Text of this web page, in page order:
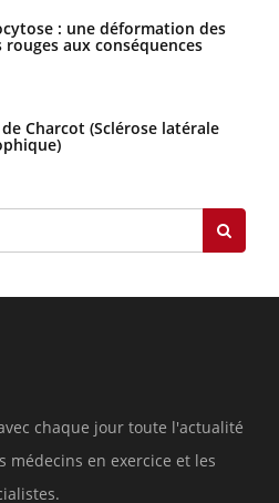
: une déformation des
rouges aux conséquences
Charcot (Sclérose latérale
chaque jour toute l'actualité
médecins en exercice et les